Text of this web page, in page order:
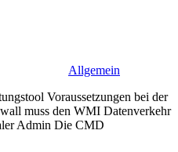
Allgemein
Voraussetzungen bei der
muss den WMI Datenverkehr
Admin Die CMD